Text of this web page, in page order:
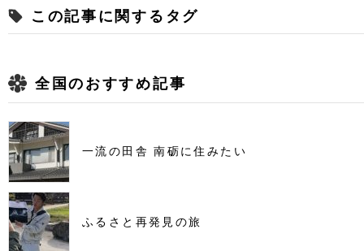
この記事に関するタグ
全国のおすすめ記事
一流の田舎 南砺に住みたい
ふるさと再発見の旅